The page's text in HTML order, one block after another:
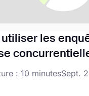
les
: 10 minutesSept.